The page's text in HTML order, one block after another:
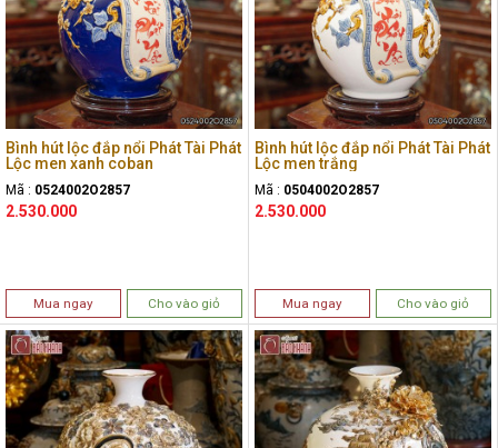
Bình hút lộc đắp nổi Phát Tài Phát
Lộc men xanh coban
Mã : 0524002O2857
2.530.000
Mua ngay Cho vào giỏ
Bình hút lộc đắp nổi Phát Tài Phát
Lộc men trắng
Mã : 0504002O2857
2.530.000
Mua ngay Cho vào giỏ